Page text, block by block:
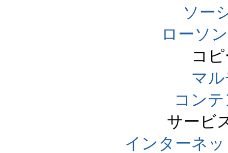
ソー
ローソ
コ
マ
コン
サービ
インターネ